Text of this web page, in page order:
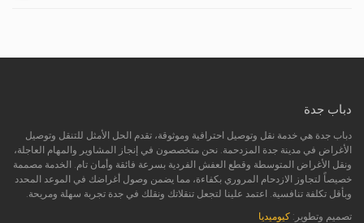
دباب جدة
دباب جدة هي خدمة نقل وتوصيل احترافية وموثوقة، تقدم الحل الأمثل للتنقل وتوصيل
الأغراض في مدينة جدة المزدحمة. نحن متخصصون في إنجاز المشاوير والمهام العاجلة،
ونقل الأغراض المتوسطة وقطع العفش الفردية بسرعة فائقة وأمان تام. الخدمة مصممة
خصيصاً لتجاوز الازدحام المروري بكفاءة، مما يضمن وصول أغراضك في الموعد المحدد
وبأقل تكلفة تنافسية. اعتمد علينا لتجعل تنقلاتك ونقلك في جدة تجربة سهلة ومريحة.
تصميم وتطوير: كيوميديا